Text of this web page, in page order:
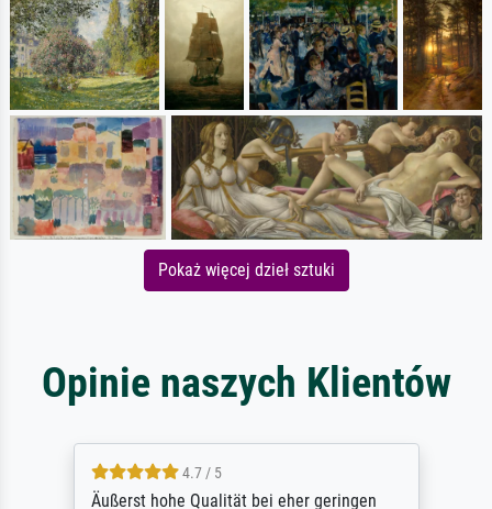
Pokaż więcej dzieł sztuki
Opinie naszych Klientów
ik beoordeel Meisterdrucke zeer positief.